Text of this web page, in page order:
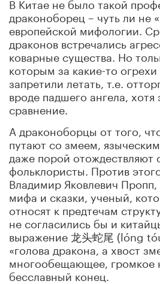
драконоборец – чуть ли не
европейской мифологии.
драконов встречались
коварные существа. Но
которым за какие-то
запретили летать, т.е.
вроде падшего ангела, хотя
сравнение.
А драконоборцы от того,
путают со змеем,
даже порой отождествляют
фольклористы. Против
Владимир Яковлевич Пропп,
мифа и сказки, ученый,
относят к предтечам
не согласились бы и
выражение 龙头蛇尾 (lóng
«голова дракона, а хвост
многообещающее, громкое
бесславный конец.